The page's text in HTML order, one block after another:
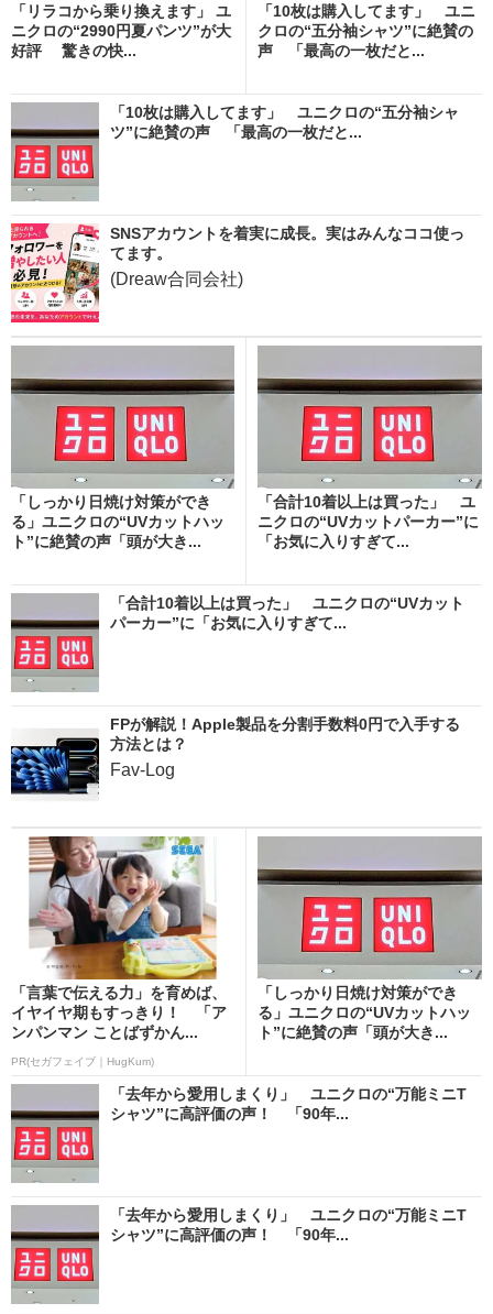
「リラコから乗り換えます」 ユ
ニクロの“2990円夏パンツ”が大
好評 驚きの快...
「10枚は購入してます」 ユニ
クロの“五分袖シャツ”に絶賛の
声 「最高の一枚だと...
「10枚は購入してます」 ユニクロの“五分袖シャ
ツ”に絶賛の声 「最高の一枚だと...
SNSアカウントを着実に成長。実はみんなココ使っ
てます。
(Dreaw合同会社)
「しっかり日焼け対策ができ
る」ユニクロの“UVカットハッ
ト”に絶賛の声「頭が大き...
「合計10着以上は買った」 ユ
ニクロの“UVカットパーカー”に
「お気に入りすぎて...
「合計10着以上は買った」 ユニクロの“UVカット
パーカー”に「お気に入りすぎて...
FPが解説！Apple製品を分割手数料0円で入手する
方法とは？
Fav-Log
「言葉で伝える力」を育めば、
イヤイヤ期もすっきり！ 「ア
ンパンマン ことばずかん...
PR(セガフェイブ｜HugKum)
「しっかり日焼け対策ができ
る」ユニクロの“UVカットハッ
ト”に絶賛の声「頭が大き...
「去年から愛用しまくり」 ユニクロの“万能ミニT
シャツ”に高評価の声！ 「90年...
「去年から愛用しまくり」 ユニクロの“万能ミニT
シャツ”に高評価の声！ 「90年...